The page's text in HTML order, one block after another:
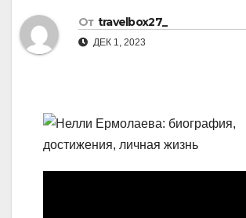
От travelbox27_
ДЕК 1, 2023